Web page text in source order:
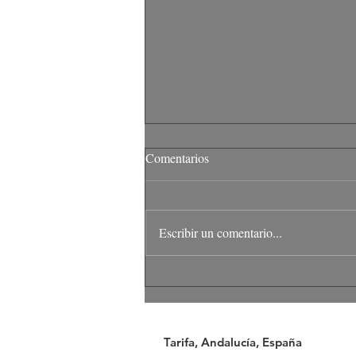
sur de España
Comentarios
Escribir un comentario...
Tarifa, Andalucía, España